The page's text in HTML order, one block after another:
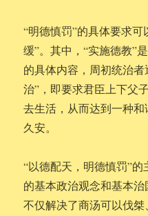
“明德慎罚”的具体要求
缓”。其中，“实施德教”
的具体内容，周初统治
治”，即要求君臣上下父
去生活，从而达到一种
久安。
“以德配天，明德慎罚”
的基本政治观念和基本治
不仅解决了商汤可以伐